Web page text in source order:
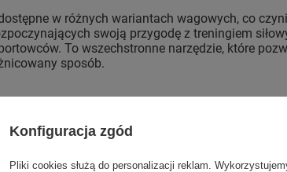
w różnych wariantach wagowych, co
swoją przygodę z treningiem
To wszechstronne narzędzie, które
sposób.
Konfiguracja zgód
Pliki cookies służą do personalizacji reklam.